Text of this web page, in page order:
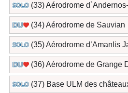
(33) Aérodrome
(34) Aérodrome de Sauvian
(35) Aérodrome d’Amanlis
(36) Aérodrome de Grange
(37) Base ULM des